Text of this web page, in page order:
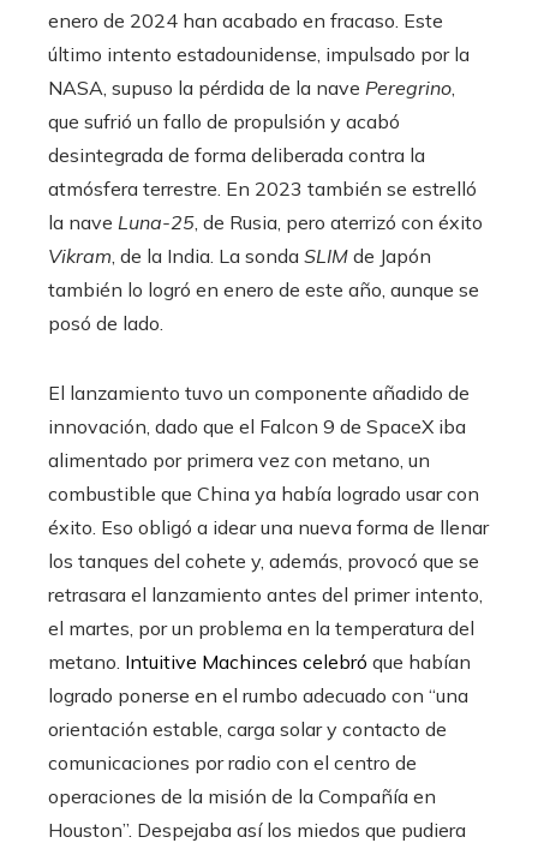
enero de 2024 han acabado en fracaso. Este
último intento estadounidense, impulsado por la
NASA, supuso la pérdida de la nave Peregrino
que sufrió un fallo de propulsión y acabó
desintegrada de forma deliberada contra la
atmósfera terrestre. En 2023 también se estrelló
la nave Luna-25 , de Rusia, pero aterrizó con éxito
Vikram , de la India. La sonda SLIM de Japón
también lo logró en enero de este año, aunque se
posó de lado.
El lanzamiento tuvo un componente añadido de
innovación, dado que el Falcon 9 de SpaceX iba
alimentado por primera vez con metano, un
combustible que China ya había logrado usar con
éxito. Eso obligó a idear una nueva forma de llenar
los tanques del cohete y, además, provocó que se
retrasara el lanzamiento antes del primer intento,
el martes, por un problema en la temperatura del
metano. Intuitive Machinces celebró que habían
logrado ponerse en el rumbo adecuado con “una
orientación estable, carga solar y contacto de
comunicaciones por radio con el centro de
operaciones de la misión de la Compañía en
Houston”. Despejaba así los miedos que pudiera